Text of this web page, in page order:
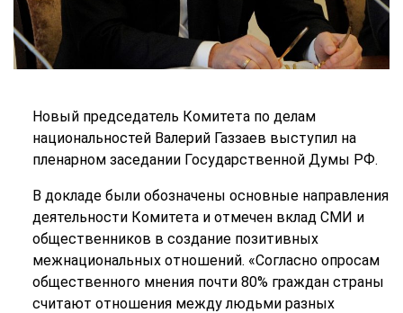
Новый председатель Комитета по делам
национальностей Валерий Газзаев выступил на
пленарном заседании Государственной Думы РФ.
В докладе были обозначены основные направления
деятельности Комитета и отмечен вклад СМИ и
общественников в создание позитивных
межнациональных отношений. «Согласно опросам
общественного мнения почти 80% граждан страны
считают отношения между людьми разных